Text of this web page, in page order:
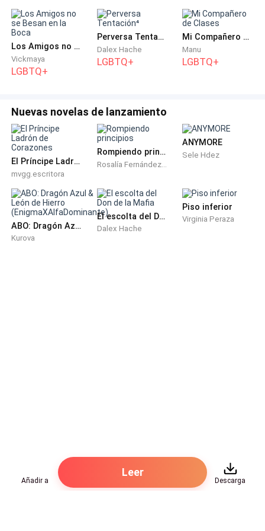
Hoy como cada sábado, te escribo, en las buenas y en
las malas
Te amo
Esther”
-Todas las que vi dicen: “Hoy como cada sábado”, es
obvio que era una por semana, siempre dijiste que la
tía Esther era tu mejor amiga.
-Y lo era
-Aquí dice mucho más que eso- Señala la carta
Angélica
anciano rostro, Laura le acaricia el cabello diciéndole-
Sabes bien que me mirarían mal por mi misma en
todo caso mami.
Los Amigos no se Besan en la Boca
Vickmaya
LGBTQ+
Perversa Tentación⁴
Dalex Hache
LGBTQ+
Mi Compañero de Clases
Manu
LGBTQ+
Nuevas novelas de lanzamiento
El Príncipe Ladrón de Corazones
mvgg.escritora
Rompiendo principios
Rosalía Fernández de Córdova
ANYMORE
Sele Hdez
ABO: Dragón Azul & León de Hierro (EnigmaXAlfaDominante)
Kurova
El escolta del Don de la Mafia
Dalex Hache
Piso inferior
Virginia Peraza
Añadir a
Leer
Descarga